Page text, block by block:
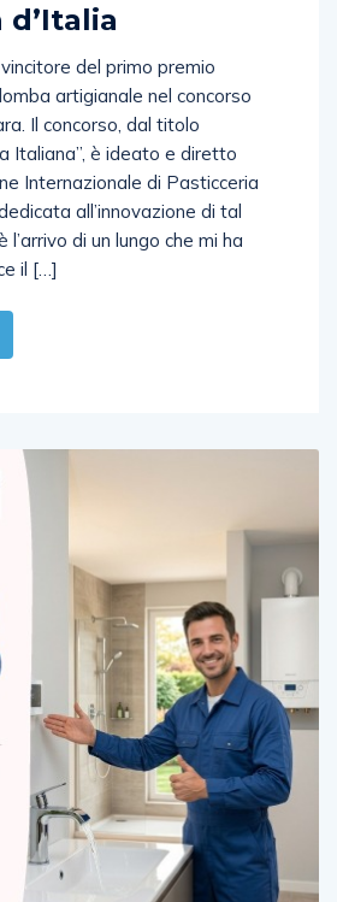
del primo premio
artigianale nel concorso
Il concorso, dal titolo
Italiana”, è ideato e diretto
Internazionale di Pasticceria
all’innovazione di tal
l’arrivo di un lungo che mi ha
il […]